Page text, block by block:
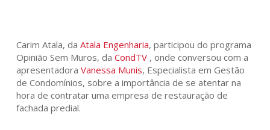
Carim Atala, da Atala Engenharia, participou do programa
Opinião Sem Muros, da CondTV, onde conversou com a
apresentadora Vanessa Munis, Especialista em Gestão
de Condomínios, sobre a importância de se atentar na
hora de contratar uma empresa de restauração de
fachada predial.